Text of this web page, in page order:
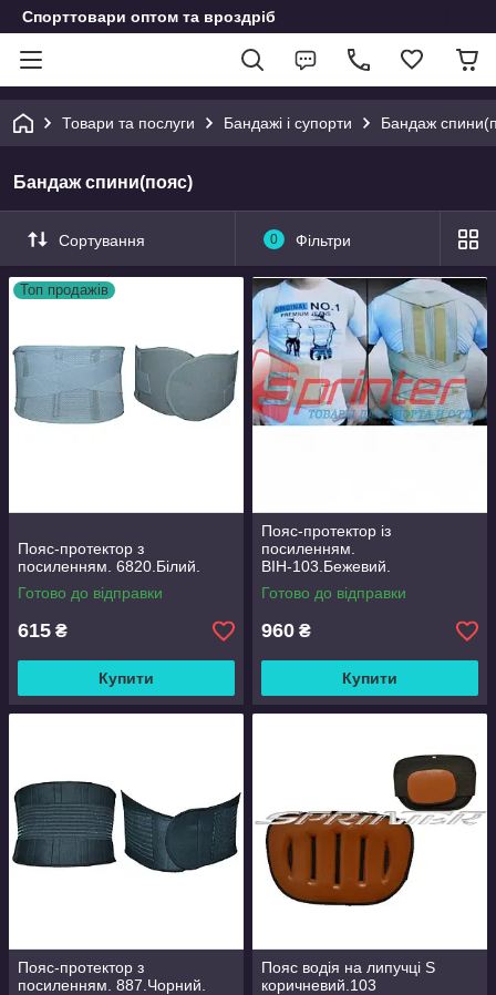
Спорттовари оптом та вроздріб
Товари та послуги Бандажі і супорти Бандаж
Бандаж спини(пояс)
Сортування 0 Фільтри
Топ продажів
Пояс-протектор з
посиленням. 6820.Білий.
Готово до відправки
615 ₴
Купити
Пояс-протектор із
посиленням.
ВІН-103.Бежевий.
Готово до відправки
960 ₴
Купити
Пояс-протектор з
посиленням. 887.Чорний.
Пояс водія на липучці S
коричневий.103